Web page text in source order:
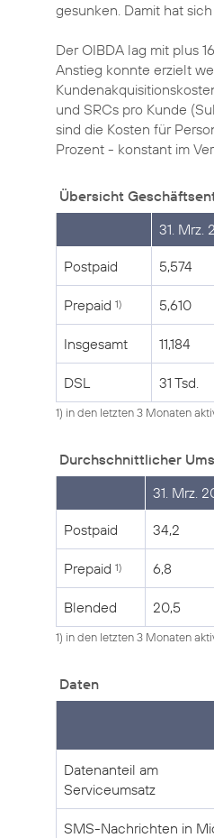
gesunken. Damit hat
Der OIBDA lag mit plus
Anstieg konnte erzielt
und SRCs pro Kunde
sind die Kosten für
Prozent - konstant im
Übersicht
31. Mrz.
Postpaid 5,574
Prepaid 1) 5,610
Insgesamt 11,184
DSL 31 Tsd.
1) in den letzten 3 Monaten
Durchschnittlicher
31. Mrz.
Postpaid 34,2
Prepaid 1) 6,8
Blended 20,5
1) in den letzten 3 Monaten
Daten
Datenanteil am
Serviceumsatz
SMS-Nachrichten in